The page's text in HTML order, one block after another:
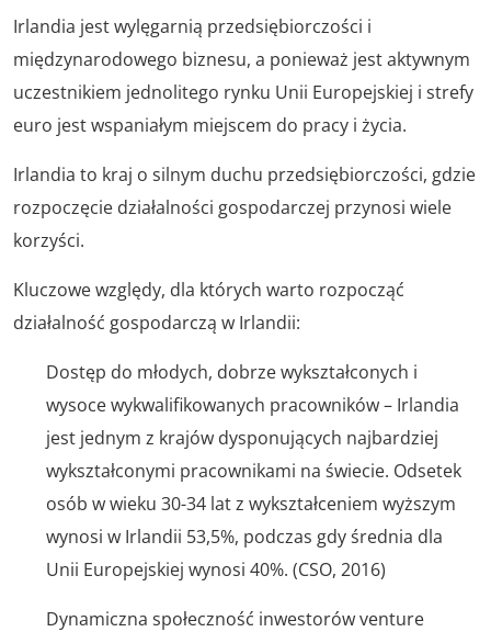
Irlandia jest wylęgarnią przedsiębiorczości i
międzynarodowego biznesu, a ponieważ jest aktywnym
uczestnikiem jednolitego rynku Unii Europejskiej i strefy
euro jest wspaniałym miejscem do pracy i życia.
Irlandia to kraj o silnym duchu przedsiębiorczości, gdzie
rozpoczęcie działalności gospodarczej przynosi wiele
korzyści.
Kluczowe względy, dla których warto rozpocząć
działalność gospodarczą w Irlandii:
Dostęp do młodych, dobrze wykształconych i
wysoce wykwalifikowanych pracowników – Irlandia
jest jednym z krajów dysponujących najbardziej
wykształconymi pracownikami na świecie. Odsetek
osób w wieku 30-34 lat z wykształceniem wyższym
wynosi w Irlandii 53,5%, podczas gdy średnia dla
Unii Europejskiej wynosi 40%. (CSO, 2016)
Dynamiczna społeczność inwestorów venture